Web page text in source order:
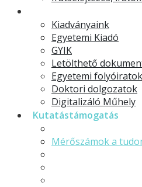
Kiadványaink
Egyetemi Kiadó
GYIK
Letölthető
Egyetemi folyóiratok
Doktori dolgozatok
Digitalizáló Műhely
Kutatástámogatás
Mérőszámok a